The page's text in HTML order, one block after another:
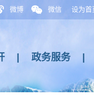
微博 微信 设为首
政务服务